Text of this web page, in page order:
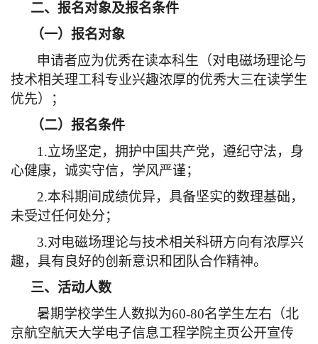
二、报名对象及报名条件
（一）报名对象
申请者应为优秀在读本科生（对电磁场理论与
技术相关理工科专业兴趣浓厚的优秀大三在读学生
优先）；
（二）报名条件
1.立场坚定，拥护中国共产党，遵纪守法，身
心健康，诚实守信，学风严谨；
2.本科期间成绩优异，具备坚实的数理基础，
未受过任何处分；
3.对电磁场理论与技术相关科研方向有浓厚兴
趣，具有良好的创新意识和团队合作精神。
三、活动人数
暑期学校学生人数拟为60-80名学生左右（北
京航空航天大学电子信息工程学院主页公开宣传